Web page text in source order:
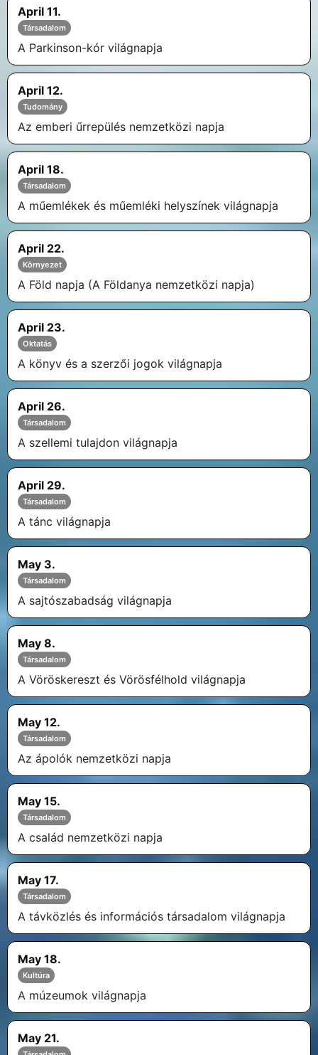
April 11.
Társadalom
A Parkinson-kór világnapja
April 12.
Tudomány
Az emberi űrrepülés nemzetközi napja
April 18.
Társadalom
A műemlékek és műemléki helyszínek világnapja
April 22.
Környezet
A Föld napja (A Földanya nemzetközi napja)
April 23.
Oktatás
A könyv és a szerzői jogok világnapja
April 26.
Társadalom
A szellemi tulajdon világnapja
April 29.
Társadalom
A tánc világnapja
May 3.
Társadalom
A sajtószabadság világnapja
May 8.
Társadalom
A Vöröskereszt és Vörösfélhold világnapja
May 12.
Társadalom
Az ápolók nemzetközi napja
May 15.
Társadalom
A család nemzetközi napja
May 17.
Társadalom
A távközlés és információs társadalom világnapja
May 18.
Kultúra
A múzeumok világnapja
May 21.